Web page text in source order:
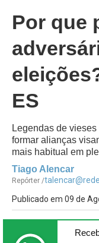
Por que
ES
Legendas de
formar alianças
mais habitual em
Tiago Alencar
Repórter /
Publicado em 09 de